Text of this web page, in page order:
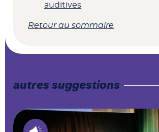
auditives
Retour au sommaire
autres suggestions